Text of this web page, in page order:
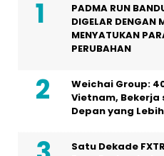
PADMA RUN
DIGELAR DENGAN
MENYATUKAN
PERUBAHAN
Weichai Group:
Vietnam, Bekerja
Depan yang
Satu Dekade